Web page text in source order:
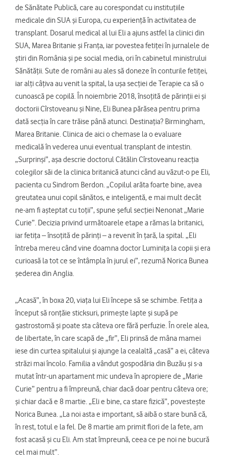
de Sănătate Publică, care au corespondat cu instituțiile
medicale din SUA și Europa, cu experiență în activitatea de
transplant. Dosarul medical al lui Eli a ajuns astfel la clinici din
SUA, Marea Britanie și Franța, iar povestea fetiței în jurnalele de
știri din România și pe social media, ori în cabinetul ministrului
Sănătății. Sute de români au ales să doneze în conturile fetiței,
iar alți câțiva au venit la spital, la ușa secției de Terapie ca să o
cunoască pe copilă. În noiembrie 2018, însoțită de părinții ei și
doctorii Cîrstoveanu și Nine, Eli Bunea părăsea pentru prima
dată secția în care trăise până atunci. Destinația? Birmingham,
Marea Britanie. Clinica de aici o chemase la o evaluare
medicală în vederea unui eventual transplant de intestin.
„Surprinși”, așa descrie doctorul Cătălin Cîrstoveanu reacția
colegilor săi de la clinica britanică atunci când au văzut-o pe Eli,
pacienta cu Sindrom Berdon. „Copilul arăta foarte bine, avea
greutatea unui copil sănătos, e inteligentă, e mai mult decât
ne-am fi așteptat cu toții”, spune șeful secției Nenonat „Marie
Curie”. Decizia privind următoarele etape a rămas la britanici,
iar fetița – însoțită de părinți – a revenit în țară, la spital. „Eli
întreba mereu când vine doamna doctor Luminița la copii și era
curioasă la tot ce se întâmpla în jurul ei”, rezumă Norica Bunea
șederea din Anglia.
„Acasă”, în boxa 20, viața lui Eli începe să se schimbe. Fetița a
început să ronțăie sticksuri, primește lapte și supă pe
gastrostomă și poate sta câteva ore fără perfuzie. În orele alea,
de libertate, în care scapă de „fir”, Eli prinsă de mâna mamei
iese din curtea spitalului și ajunge la cealaltă „casă” a ei, câteva
străzi mai încolo. Familia a vândut gospodăria din Buzău și s-a
mutat într-un apartament mic undeva în apropiere de „Marie
Curie” pentru a fi împreună, chiar dacă doar pentru câteva ore;
și chiar dacă e 8 martie. „Eli e bine, ca stare fizică”, povestește
Norica Bunea. „La noi asta e important, să aibă o stare bună că,
în rest, totul e la fel. De 8 martie am primit flori de la fete, am
fost acasă și cu Eli. Am stat împreună, ceea ce pe noi ne bucură
cel mai mult”.